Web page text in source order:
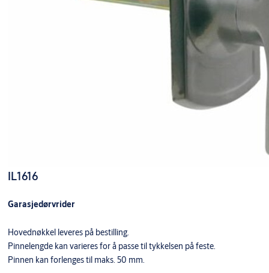
IL1616
Garasjedørvrider
Hovednøkkel leveres på bestilling.
Pinnelengde kan varieres for å passe til tykkelsen på feste.
Pinnen kan forlenges til maks. 50 mm.